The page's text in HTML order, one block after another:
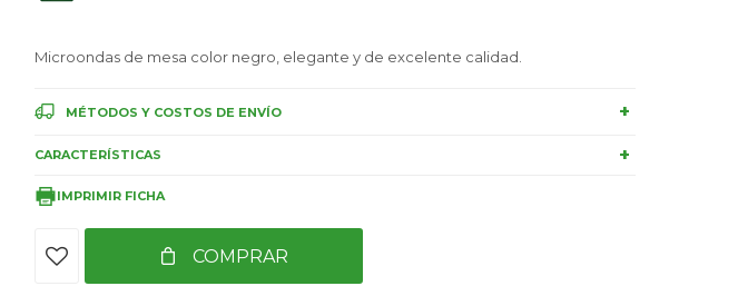
Microondas de mesa color negro, elegante y de excelente calidad.
COMPRAR
MÉTODOS Y COSTOS DE ENVÍO
CARACTERÍSTICAS
IMPRIMIR FICHA